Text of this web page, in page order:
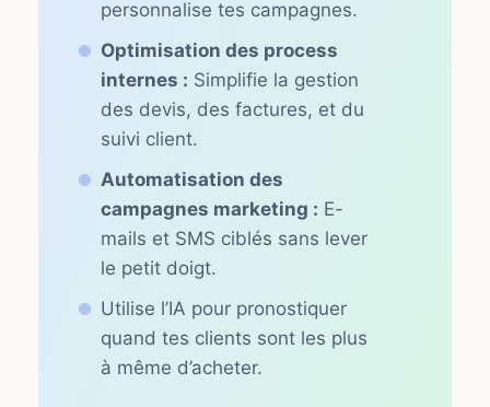
personnalise tes campagnes.
Optimisation des process
internes : Simplifie la gestion
des devis, des factures, et du
suivi client.
Automatisation des
campagnes marketing : E-
mails et SMS ciblés sans lever
le petit doigt.
Utilise l’IA pour pronostiquer
quand tes clients sont les plus
à même d’acheter.